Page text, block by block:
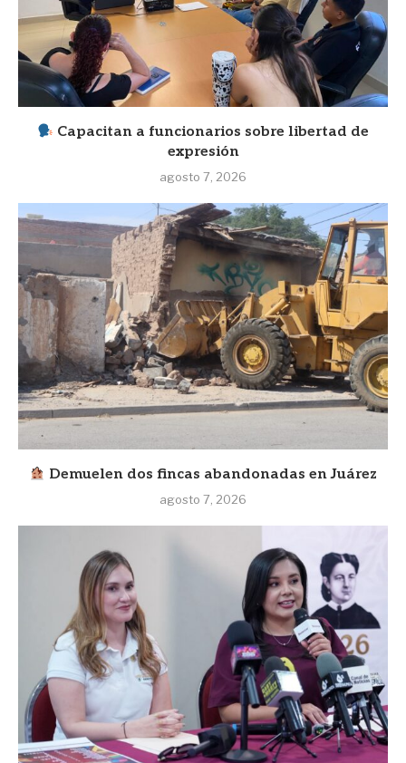
Capacitan a funcionarios sobre libertad de
expresión
agosto 7, 2026
Demuelen dos fincas abandonadas en Juárez
agosto 7, 2026